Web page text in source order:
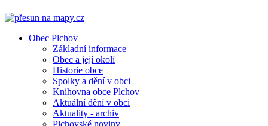
Obec Plchov
Základní informace
Obec a její okolí
Historie obce
Spolky a dění v obci
Knihovna obce Plchov
Aktuální dění v obci
Aktuality - archiv
Plchovské noviny